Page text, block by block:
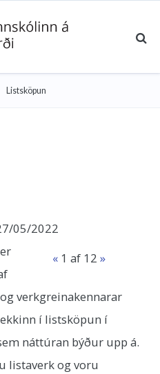
Listsköpun
05/2022
« 1 af 12 »
verkgreinakennarar
í listsköpun í
náttúran býður upp á.
listaverk og voru